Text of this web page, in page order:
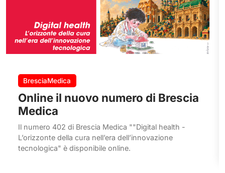
BresciaMedica
Online il nuovo numero di Brescia
Medica
Il numero 402 di Brescia Medica ""Digital health -
L’orizzonte della cura nell’era dell’innovazione
tecnologica" è disponibile online.